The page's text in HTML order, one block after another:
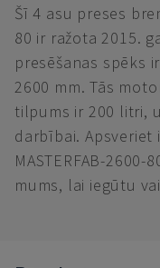
Šī 4 asu preses
80 ir ražota 2015.
presēšanas spēks
2600 mm. Tās
tilpums ir 200 litri,
darbībai. Apsveriet
MASTERFAB-
mums, lai iegūtu